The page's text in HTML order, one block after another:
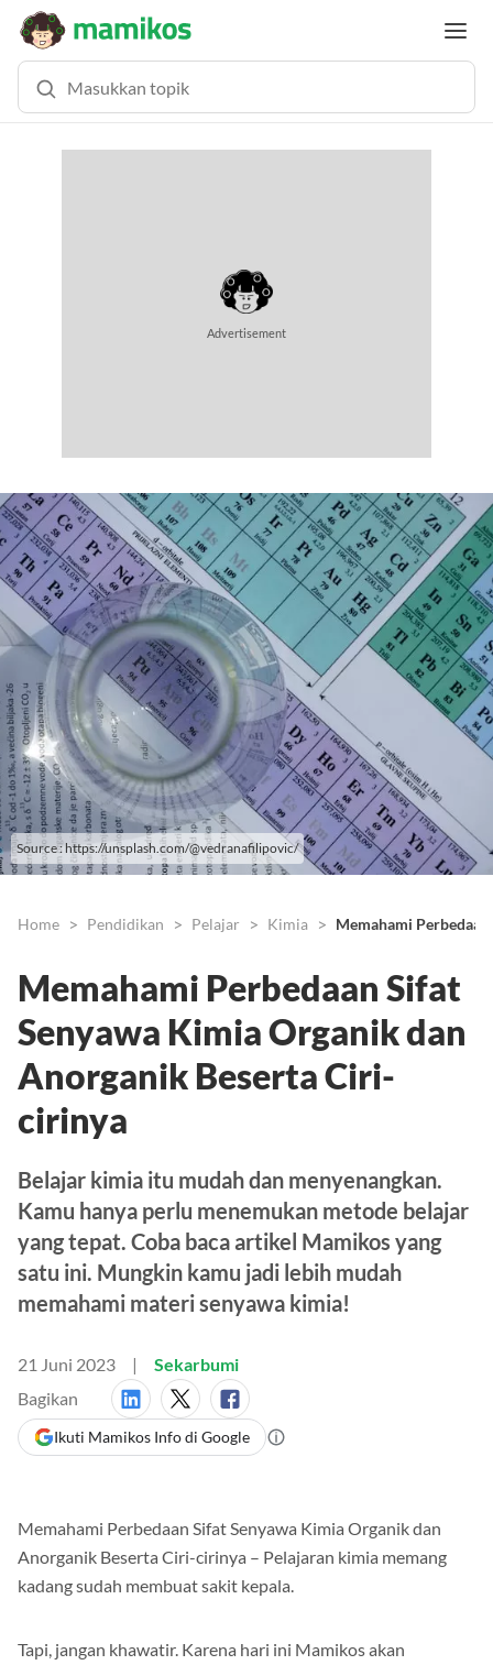
Advertisement
Source : https://unsplash.com/@vedranafilipovic/
Home Pendidikan Pelajar Kimia Memahami
Memahami Perbedaan Sifat
Senyawa Kimia Organik dan
Anorganik Beserta Ciri-
cirinya
Belajar kimia itu mudah dan menyenangkan.
Kamu hanya perlu menemukan metode belajar
yang tepat. Coba baca artikel Mamikos yang
satu ini. Mungkin kamu jadi lebih mudah
memahami materi senyawa kimia!
21 Juni 2023
Sekarbumi
Bagikan
Ikuti Mamikos Info di Google
Memahami Perbedaan Sifat Senyawa Kimia Organik dan
Anorganik Beserta Ciri-cirinya – Pelajaran kimia memang
kadang sudah membuat sakit kepala.
Tapi, jangan khawatir. Karena hari ini Mamikos akan